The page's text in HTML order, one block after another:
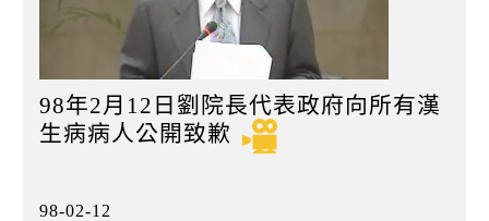
98年2月12日劉院長代表政府向所有漢
生病病人公開致歉
98-02-12